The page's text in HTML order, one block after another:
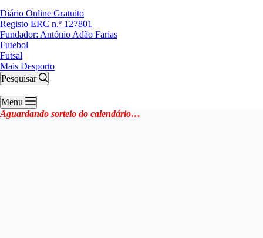
Diário Online Gratuito
Registo ERC n.º 127801
Fundador: António Adão Farias
Futebol
Futsal
Mais Desporto
Pesquisar
Menu
Aguardando sorteio do calendário…